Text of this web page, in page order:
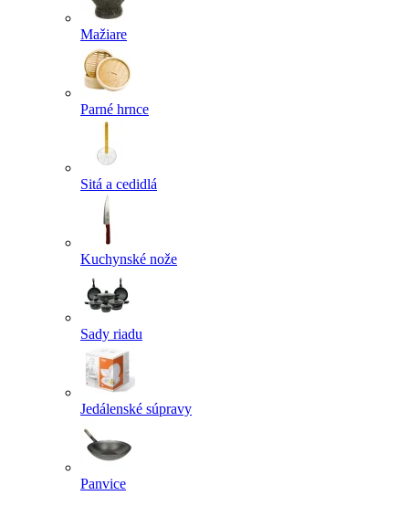
Mažiare
Parné hrnce
Sitá a cedidlá
Kuchynské nože
Sady riadu
Jedálenské súpravy
Panvice